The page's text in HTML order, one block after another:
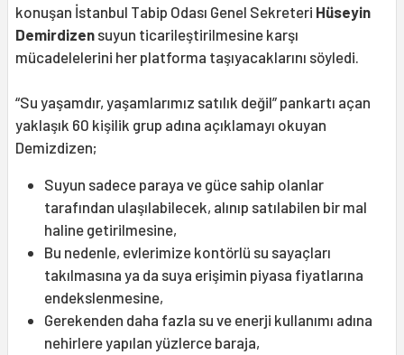
konuşan İstanbul Tabip Odası Genel Sekreteri Hüseyin
Demirdizen suyun ticarileştirilmesine karşı
mücadelelerini her platforma taşıyacaklarını söyledi.
“Su yaşamdır, yaşamlarımız satılık değil” pankartı açan
yaklaşık 60 kişilik grup adına açıklamayı okuyan
Demizdizen;
Suyun sadece paraya ve güce sahip olanlar
tarafından ulaşılabilecek, alınıp satılabilen bir mal
haline getirilmesine,
Bu nedenle, evlerimize kontörlü su sayaçları
takılmasına ya da suya erişimin piyasa fiyatlarına
endekslenmesine,
Gerekenden daha fazla su ve enerji kullanımı adına
nehirlere yapılan yüzlerce baraja,